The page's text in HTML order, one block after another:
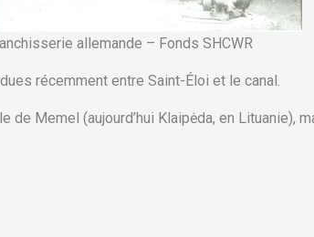
allemande – Fonds SHCWR
récemment entre Saint-Éloi et le canal.
Memel (aujourd’hui Klaipėda, en Lituanie),